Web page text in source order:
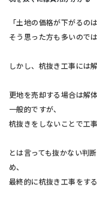
「土地の価格が下がるの
そう思った方も多いので
しかし、杭抜き工事には
更地を売却する場合は解
一般的ですが、
杭抜きをしないことで工
とは言っても抜かない判
め、
最終的に杭抜き工事をす